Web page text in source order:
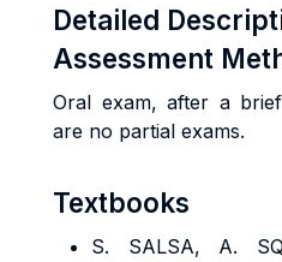
Detailed
Assessment
Oral exam, after a
are no partial exams.
Textbooks
S. SALSA, A.